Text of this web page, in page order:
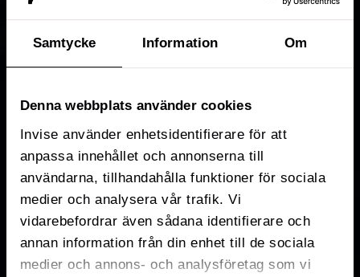
Samtycke Information Om
Denna webbplats använder cookies
Invise använder enhetsidentifierare för att
anpassa innehållet och annonserna till
användarna, tillhandahålla funktioner för sociala
medier och analysera vår trafik. Vi
vidarebefordrar även sådana identifierare och
annan information från din enhet till de sociala
medier och annons- och analysföretag som vi